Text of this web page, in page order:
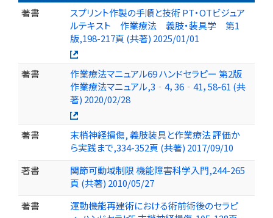
著書
スプリント作製の手順と技術 PT・OTビジュア
ルテキスト 作業療法 義肢・装具学 第1
版,198-217頁 (共著) 2025/01/01
著書
作業療法マニュアル69 ハンドセラピー 第2版
作業療法マニュアル,3‐4，36‐41，58-61 (共
著) 2020/02/28
著書
末梢神経損傷, 義肢装具と作業療法 評価か
ら実践まで,334-352頁 (共著) 2017/09/10
著書
関節可動域制限 機能障害科学入門,244-265
頁 (共著) 2010/05/27
著書
運動機能再建術における術前術後のセラピ